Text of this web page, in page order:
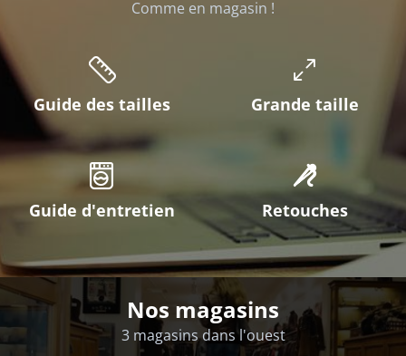
Comme en magasin !
Guide des tailles Grande taille
Guide d'entretien Retouches
Nos magasins
3 magasins dans l'ouest